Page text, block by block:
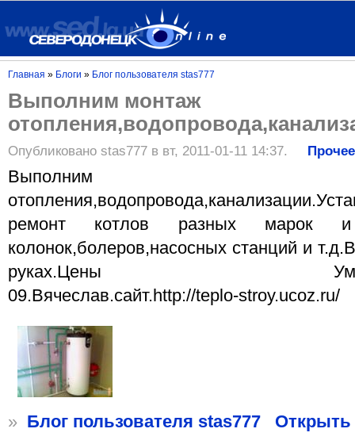
Главная » Блоги » Блог пользователя stas777
Выполним монтаж
Опубликовано stas777 в вт, 2011-01-11 14:37. Прочее
Выполним
ремонт котлов разных марок и
колонок,болеров,насосных станций и
руках.Цены
09.Вячеслав.сайт.http://teplo-stroy.ucoz.ru/
» Блог пользователя stas777 Открыть